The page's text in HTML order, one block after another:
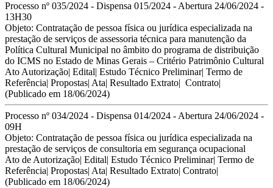
Processo nº 035/2024 - Dispensa 015/2024 - Abertura 24/06/2024 -
13H30
Objeto: Contratação de pessoa física ou jurídica especializada na
prestação de serviços de assessoria técnica para manutenção da
Política Cultural Municipal no âmbito do programa de distribuição
do ICMS no Estado de Minas Gerais – Critério Patrimônio Cultural
Ato Autorização| Edital| Estudo Técnico Preliminar| Termo de
Referência| Propostas| Ata| Resultado Extrato| Contrato|
(Publicado em 18/06/2024)
Processo nº 034/2024 - Dispensa 014/2024 - Abertura 24/06/2024 -
09H
Objeto: Contratação de pessoa física ou jurídica especializada na
prestação de serviços de consultoria em segurança ocupacional
Ato de Autorização| Edital| Estudo Técnico Preliminar| Termo de
Referência| Propostas| Ata| Resultado Extrato| Contrato|
(Publicado em 18/06/2024)